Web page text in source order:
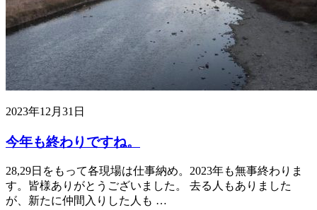
2023年12月31日
今年も終わりですね。
28,29日をもって各現場は仕事納め。2023年も無事終わりま
す。皆様ありがとうございました。 去る人もありました
が、新たに仲間入りした人も …